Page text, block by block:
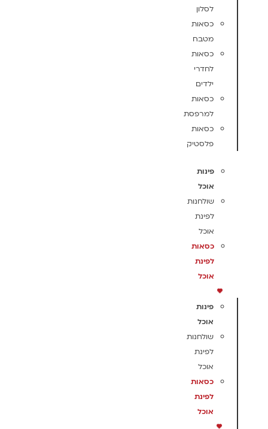
לסלון
כסאות
מטבח
כסאות
לחדרי
ילדים
כסאות
למרפסת
כסאות
פלסטיק
פינות
אוכל
שולחנות
לפינת
אוכל
כסאות
לפינת
אוכל
פינות
אוכל
שולחנות
לפינת
אוכל
כסאות
לפינת
אוכל